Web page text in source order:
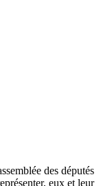
des députés
eux et leur